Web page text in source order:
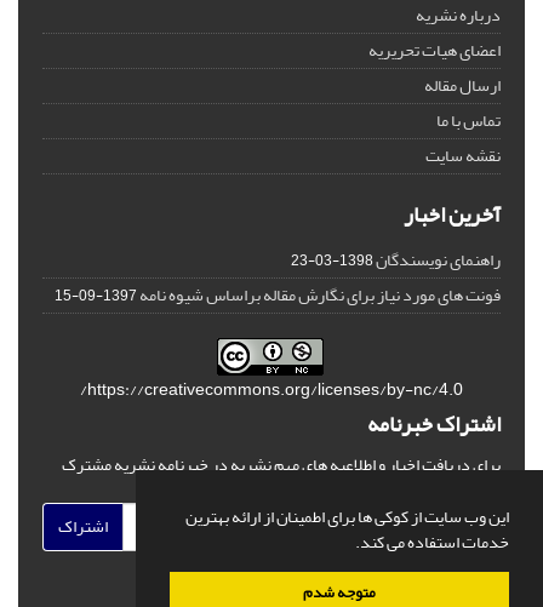
این وب سایت از کوکی ها برای اطمینان از ارائه بهترین
خدمات استفاده می کند.
متوجه شدم
درباره نشریه
اعضای هیات تحریریه
ارسال مقاله
تماس با ما
نقشه سایت
آخرین اخبار
راهنمای نویسندگان1398-03-23
فونت های مورد نیاز برای نگارش مقاله براساس شیوه نامه1397-09-15
https://creativecommons.org/licenses/by-nc/4.0/
اشتراک خبرنامه
برای دریافت اخبار و اطلاعیه های مهم نشریه در خبرنامه نشریه مشترک
اشتراک